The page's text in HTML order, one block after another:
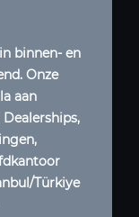
binnen- en
Onze
aan
Türkiye